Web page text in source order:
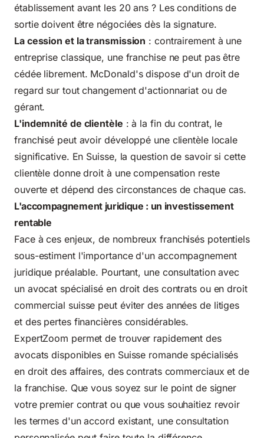
établissement avant les 20 ans ? Les conditions de
sortie doivent être négociées dès la signature.
La cession et la transmission : contrairement à une
entreprise classique, une franchise ne peut pas être
cédée librement. McDonald's dispose d'un droit de
regard sur tout changement d'actionnariat ou de
gérant.
L'indemnité de clientèle : à la fin du contrat, le
franchisé peut avoir développé une clientèle locale
significative. En Suisse, la question de savoir si cette
clientèle donne droit à une compensation reste
ouverte et dépend des circonstances de chaque cas.
L'accompagnement juridique : un investissement
rentable
Face à ces enjeux, de nombreux franchisés potentiels
sous-estiment l'importance d'un accompagnement
juridique préalable. Pourtant, une consultation avec
un avocat spécialisé en droit des contrats ou en droit
commercial suisse peut éviter des années de litiges
et des pertes financières considérables.
ExpertZoom permet de trouver rapidement des
avocats disponibles en Suisse romande spécialisés
en droit des affaires, des contrats commerciaux et de
la franchise. Que vous soyez sur le point de signer
votre premier contrat ou que vous souhaitiez revoir
les termes d'un accord existant, une consultation